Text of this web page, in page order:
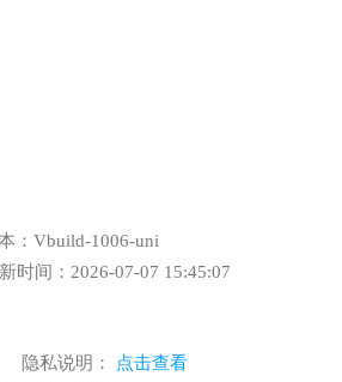
：Vbuild-1006-uni
时间：2026-07-07 15:45:07
隐私说明：
点击查看